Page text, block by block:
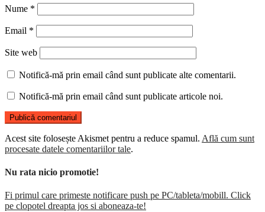
Nume *
Email *
Site web
Notifică-mă prin email când sunt publicate alte comentarii.
Notifică-mă prin email când sunt publicate articole noi.
Acest site folosește Akismet pentru a reduce spamul. Află cum sunt
procesate datele comentariilor tale.
Nu rata nicio promotie!
Fi primul care primeste notificare push pe PC/tableta/mobill. Click
pe clopotel dreapta jos si aboneaza-te!